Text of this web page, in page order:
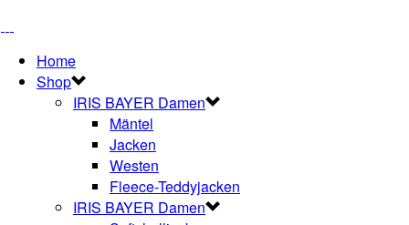
Home
Shop
IRIS BAYER Damen
Mäntel
Jacken
Westen
Fleece-Teddyjacken
IRIS BAYER Damen